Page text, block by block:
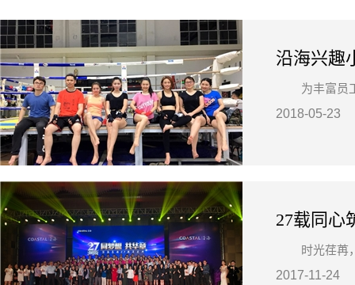
沿海兴趣
为丰富员
2018-05-23
时光荏苒
2017-11-24